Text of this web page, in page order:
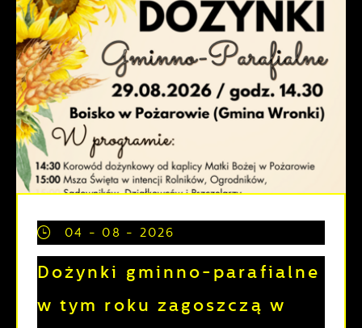
04 - 08 - 2026
Dożynki gminno-parafialne
w tym roku zagoszczą w